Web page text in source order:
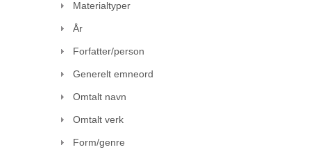
Materialtyper
År
Forfatter/person
Generelt emneord
Omtalt navn
Omtalt verk
Form/genre